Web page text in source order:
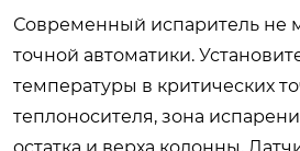
Современный испаритель не
точной автоматики.
температуры в критических
теплоносителя, зона
остатка и верха колонны.